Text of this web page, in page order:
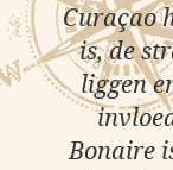
Curaçao
is, de
liggen
Bonaire